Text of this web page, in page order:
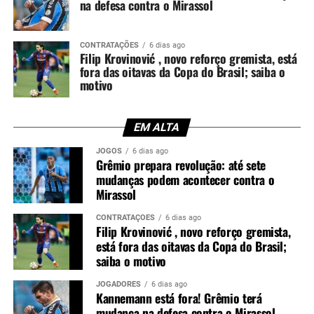
Forest. Com isso, enfrentou diferentes estilos de jogo e
adquiriu maior versatilidade, fator que pode facilitar sua
adaptação ao futebol brasileiro.
Você precisa ver também:Grêmio domina
taticamente, empata com o Fluminense e segue
Disputa por espaço no elenco gremista
Com a chegada de Krovinović, o mister Luís Castro passa
a contar com mais uma alternativa para o setor de
armação. No entanto, o meia precisará conquistar seu
espaço diariamente nos treinamentos e disputar posição
com os demais jogadores da função.
Dessa maneira, a tendência é que a concorrência interna
aumente e eleve o nível de competitividade do elenco.
Consequentemente, o Grêmio pode ganhar mais
na defesa contra o Mirassol
CONTRATAÇÕES 6 dias ago
Filip Krovinović , novo reforço gremista, está
fora das oitavas da Copa do Brasil; saiba o
motivo
EM ALTA
JOGOS 6 dias ago
Grêmio prepara revolução: até sete
mudanças podem acontecer contra o
Mirassol
CONTRATAÇÕES 6 dias ago
Filip Krovinović , novo reforço gremista,
está fora das oitavas da Copa do Brasil;
saiba o motivo
JOGADORES 6 dias ago
Kannemann está fora! Grêmio terá